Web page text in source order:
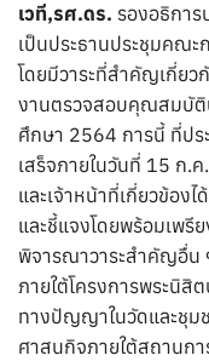
เวที,รศ.ดร. รองอธิกา
เป็นประธานประชุมคณ
โดยมีวาระที่สำคัญเกี่ย
งานตรวจสอบคุณสมบัติ
ศึกษา 2564 การนี้ ที่ปร
เสร็จภายในวันที่ 15 ก.
และเจ้าหน้าที่เกี่ยวข้อง
และชี้แจงโดยพร้อมเพรี
พิจารณาวาระสำคัญอื่น
ภายใต้โครงการพระนิสิ
ทางปัญญาในวัดและชุม
ศาสนกิจภายใต้สถานก